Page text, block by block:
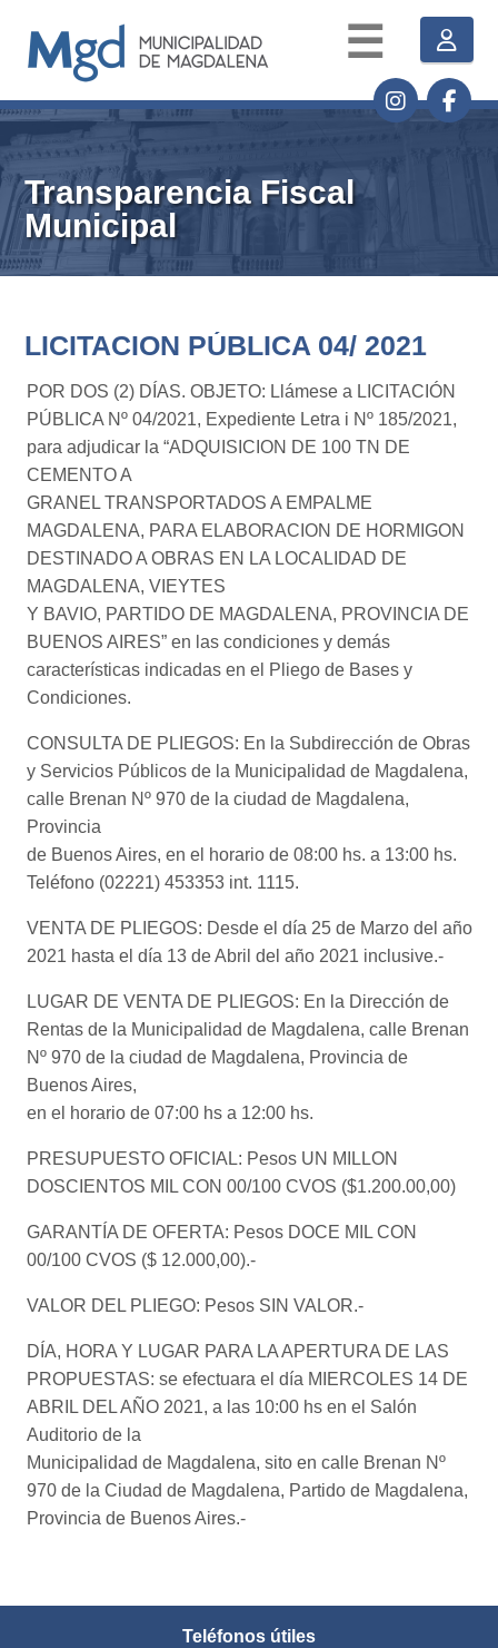
☰
Transparencia Fiscal
Municipal
LICITACION PÚBLICA 04/ 2021
POR DOS (2) DÍAS. OBJETO: Llámese a LICITACIÓN
PÚBLICA Nº 04/2021, Expediente Letra i Nº 185/2021,
para adjudicar la “ADQUISICION DE 100 TN DE
CEMENTO A
GRANEL TRANSPORTADOS A EMPALME
MAGDALENA, PARA ELABORACION DE HORMIGON
DESTINADO A OBRAS EN LA LOCALIDAD DE
MAGDALENA, VIEYTES
Y BAVIO, PARTIDO DE MAGDALENA, PROVINCIA DE
BUENOS AIRES” en las condiciones y demás
características indicadas en el Pliego de Bases y
Condiciones.
CONSULTA DE PLIEGOS: En la Subdirección de Obras
y Servicios Públicos de la Municipalidad de Magdalena,
calle Brenan Nº 970 de la ciudad de Magdalena,
Provincia
de Buenos Aires, en el horario de 08:00 hs. a 13:00 hs.
Teléfono (02221) 453353 int. 1115.
VENTA DE PLIEGOS: Desde el día 25 de Marzo del año
2021 hasta el día 13 de Abril del año 2021 inclusive.-
LUGAR DE VENTA DE PLIEGOS: En la Dirección de
Rentas de la Municipalidad de Magdalena, calle Brenan
Nº 970 de la ciudad de Magdalena, Provincia de
Buenos Aires,
en el horario de 07:00 hs a 12:00 hs.
PRESUPUESTO OFICIAL: Pesos UN MILLON
DOSCIENTOS MIL CON 00/100 CVOS ($1.200.00,00)
GARANTÍA DE OFERTA: Pesos DOCE MIL CON
00/100 CVOS ($ 12.000,00).-
VALOR DEL PLIEGO: Pesos SIN VALOR.-
DÍA, HORA Y LUGAR PARA LA APERTURA DE LAS
PROPUESTAS: se efectuara el día MIERCOLES 14 DE
ABRIL DEL AÑO 2021, a las 10:00 hs en el Salón
Auditorio de la
Municipalidad de Magdalena, sito en calle Brenan Nº
970 de la Ciudad de Magdalena, Partido de Magdalena,
Provincia de Buenos Aires.-
Teléfonos útiles